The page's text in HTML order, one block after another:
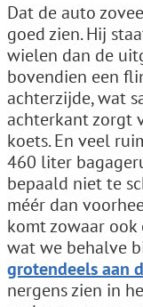
Dat de auto
goed zien. Hij
wielen dan de
bovendien een
achterzijde, wat
achterkant zorgt
koets. En veel
460 liter
bepaald niet te
méér dan
komt zowaar ook
wat we behalve
grotendeels aan
nergens zien in